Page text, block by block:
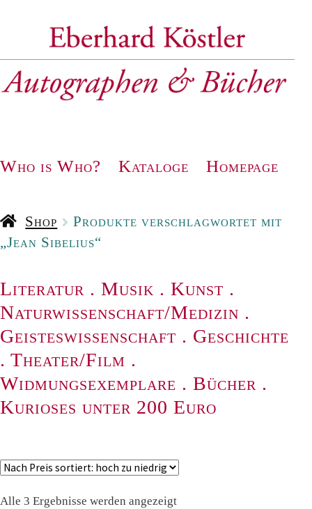
Navigation
Who is Who? Kataloge Homepage
Shop
Produkte verschlagwortet mit
„Jean Sibelius“
Literatur . Musik . Kunst .
Naturwissenschaft/Medizin .
Geisteswissenschaft . Geschichte
. Theater/Film .
Widmungsexemplare . Bücher .
Kurioses unter 200 Euro
Alle 3 Ergebnisse werden angezeigtNach